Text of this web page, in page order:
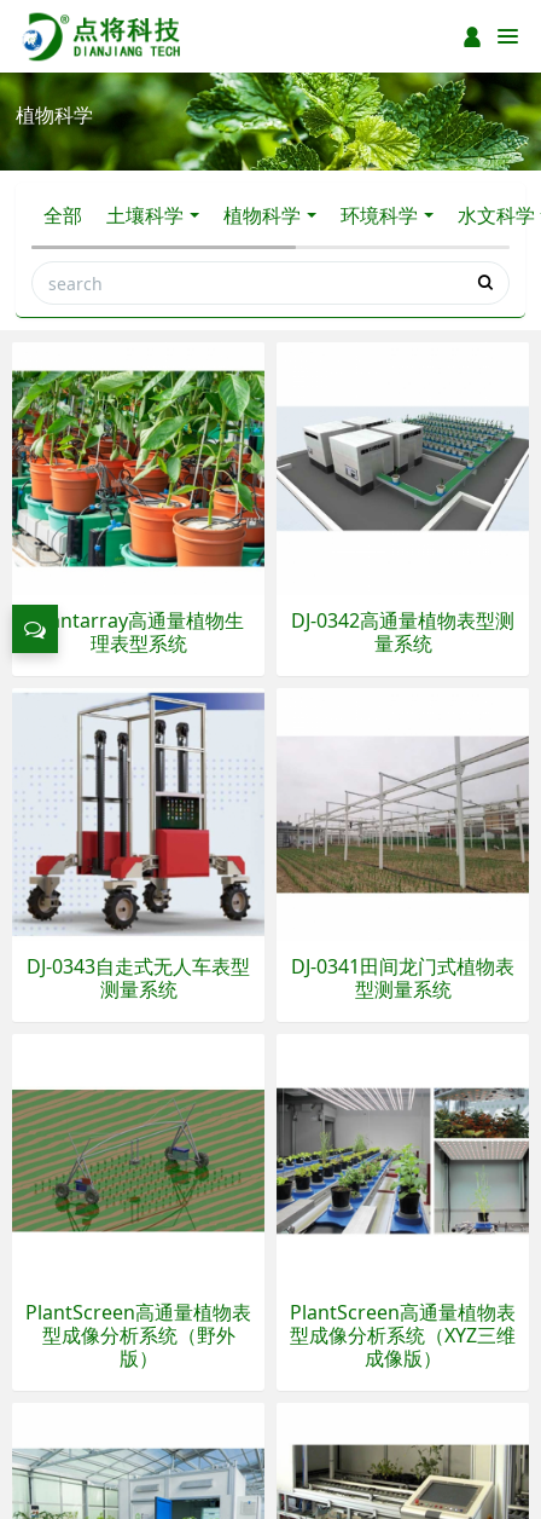
植物科学
全部 土壤科学 植物科学 环境科学 水文科学
Plantarray高通量植物生
理表型系统
DJ-0342高通量植物表型测
量系统
DJ-0343自走式无人车表型
测量系统
DJ-0341田间龙门式植物表
型测量系统
PlantScreen高通量植物表
型成像分析系统（野外
版）
PlantScreen高通量植物表
型成像分析系统（XYZ三维
成像版）